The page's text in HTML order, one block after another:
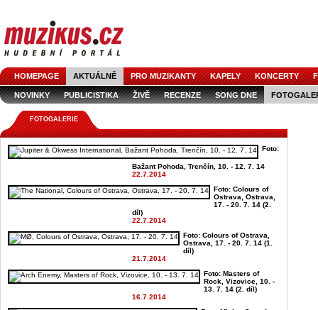
HOMEPAGE AKTUÁLNĚ PRO MUZIKANTY KAPELY KONCERTY
NOVINKY PUBLICISTIKA ŽIVĚ RECENZE SONG DNE
FOTOGALERIE
Foto:
Bažant Pohoda, Trenčín, 10. - 12. 7. 14
22.7.2014
Foto: Colours of
Ostrava, Ostrava,
17. - 20. 7. 14 (2.
díl)
22.7.2014
Foto: Colours of Ostrava,
Ostrava, 17. - 20. 7. 14 (1.
díl)
21.7.2014
Foto: Masters of
Rock, Vizovice, 10. -
13. 7. 14 (2. díl)
16.7.2014